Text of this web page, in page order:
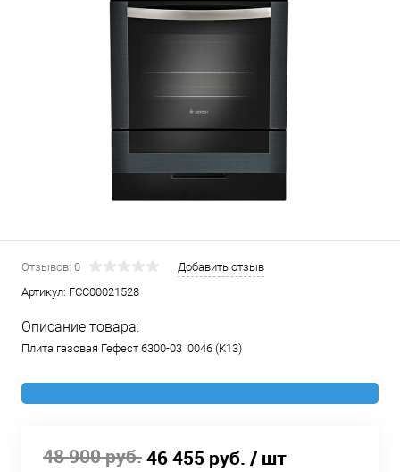
Отзывов: 0
Добавить отзыв
Артикул: ГСС00021528
Описание товара:
Плита газовая Гефест 6300-03 0046 (К13)
48 900 руб.46 455 руб. / шт